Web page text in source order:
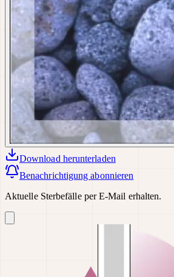
Download herunterladen
Benachrichtigung abonnieren
Aktuelle Sterbefälle per E-Mail erhalten.